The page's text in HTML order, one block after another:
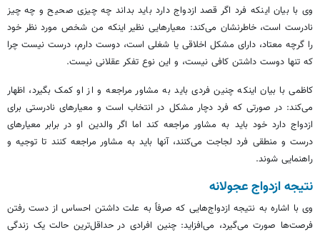
وی با بیان اینکه فرد اگر قصد ازدواج دارد باید بداند چه چیزی صحیح و چه چیز
نادرست است، خاطرنشان می‌کند: معیارهایی نظیر اینکه من شخص مورد نظر خود
را گرچه معتاد، دارای مشکل اخلاقی یا شغلی است، دوست دارم، درست نیست چرا
که تنها دوست داشتن کافی نیست، و این نوع تفکر عقلانی نیست.
کاظمی با بیان اینکه چنین فردی باید به مشاور مراجعه و از او کمک بگیرد، اظهار
می‌کند: در صورتی که فرد دچار مشکل در انتخاب است و معیارهای نادرستی برای
ازدواج دارد خود باید به مشاور مراجعه کند اما اگر والدین او در برابر معیارهای
درست و منطقی فرد لجاجت می‌کنند، آنها باید به مشاور مراجعه کنند تا توجیه و
راهنمایی شوند.
نتیجه ازدواج عجولانه
وی با اشاره به نتیجه ازدواج‌هایی که صرفاً به علت داشتن احساس از دست رفتن
فرصت‌ها صورت می‌گیرد، می‌افزاید: چنین افرادی در حداقل‌ترین حالت یک زندگی